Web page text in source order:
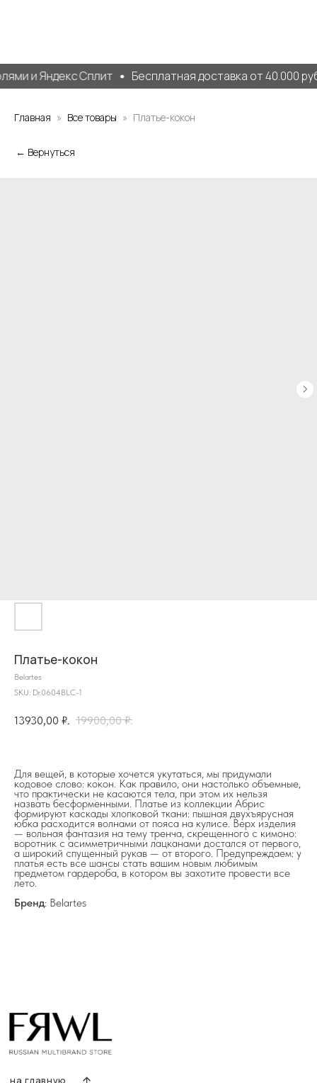
и Яндекс Сплит Бесплатная доставка от 40.000
Главная Все товары Платье-кокон
← Вернуться
Платье-кокон
Belartes
SKU: Dr.0604BLC-1
13930,00 ₽. 19900,00 ₽.
Для вещей, в которые хочется укутаться, мы придумали
кодовое слово: кокон. Как правило, они настолько объемные,
что практически не касаются тела, при этом их нельзя
назвать бесформенными. Платье из коллекции Абрис
формируют каскады хлопковой ткани: пышная двухъярусная
юбка расходится волнами от пояса на кулисе. Верх изделия
— вольная фантазия на тему тренча, скрещенного с кимоно:
воротник с асимметричными лацканами достался от первого,
а широкий спущенный рукав — от второго. Предупреждаем: у
платья есть все шансы стать вашим новым любимым
предметом гардероба, в котором вы захотите провести все
лето.
Бренд: Belartes
Контакты, реквизиты
на главную
г. Казань, ул. Кремлевская, 2а ПН-ВС с 11:00 до 20:00
Адрес:
info@frwl.store
+7 919 690-30-30